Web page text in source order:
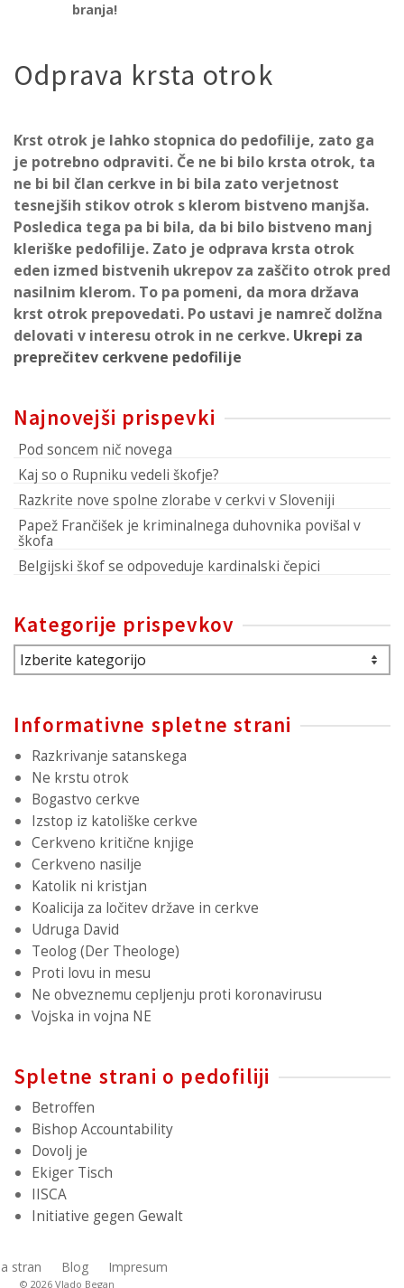
branja!
Odprava krsta otrok
Krst otrok je lahko stopnica do pedofilije, zato ga
je potrebno odpraviti. Če ne bi bilo krsta otrok, ta
ne bi bil član cerkve in bi bila zato verjetnost
tesnejših stikov otrok s klerom bistveno manjša.
Posledica tega pa bi bila, da bi bilo bistveno manj
kleriške pedofilije. Zato je odprava krsta otrok
eden izmed bistvenih ukrepov za zaščito otrok pred
nasilnim klerom. To pa pomeni, da mora država
krst otrok prepovedati. Po ustavi je namreč dolžna
delovati v interesu otrok in ne cerkve. Ukrepi za
preprečitev cerkvene pedofilije
Najnovejši prispevki
Pod soncem nič novega
Kaj so o Rupniku vedeli škofje?
Razkrite nove spolne zlorabe v cerkvi v Sloveniji
Papež Frančišek je kriminalnega duhovnika povišal v
škofa
Belgijski škof se odpoveduje kardinalski čepici
Kategorije prispevkov
Kategorije
prispevkov
Informativne spletne strani
Razkrivanje satanskega
Ne krstu otrok
Bogastvo cerkve
Izstop iz katoliške cerkve
Cerkveno kritične knjige
Cerkveno nasilje
Katolik ni kristjan
Koalicija za ločitev države in cerkve
Udruga David
Teolog (Der Theologe)
Proti lovu in mesu
Ne obveznemu cepljenju proti koronavirusu
Vojska in vojna NE
Spletne strani o pedofiliji
Betroffen
Bishop Accountability
Dovolj je
Ekiger Tisch
IISCA
Initiative gegen Gewalt
stran Blog Impresum
© 2026 Vlado Began